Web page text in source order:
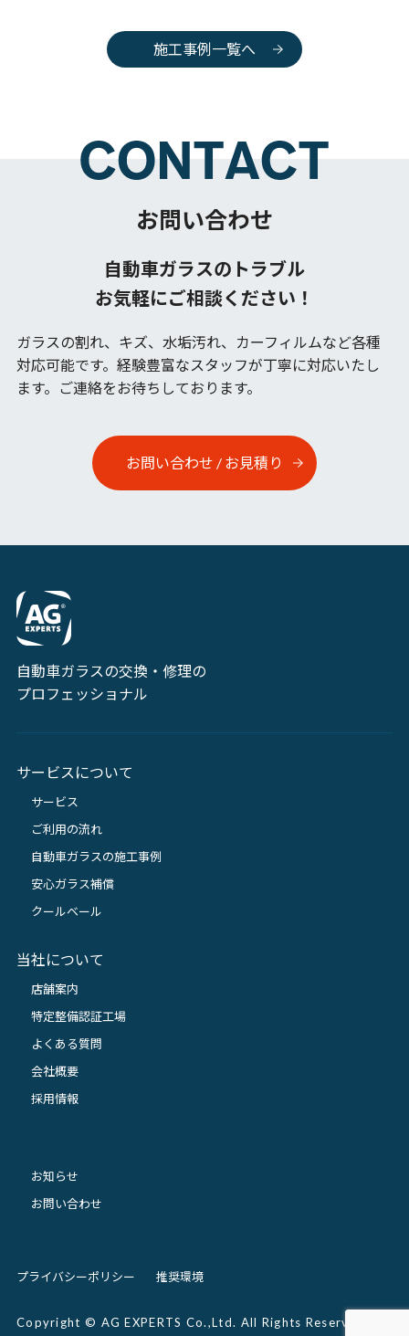
施工事例一覧へ
お問い合わせ
自動車ガラスのトラブル
お気軽にご相談ください！
ガラスの割れ、キズ、水垢汚れ、カーフィルムなど各種
対応可能です。 経験豊富なスタッフが丁寧に対応いたし
ます。ご連絡をお待ちしております。
お問い合わせ / お見積り
自動車ガラスの交換・修理の
プロフェッショナル
サービスについて
サービス
ご利用の流れ
自動車ガラスの施工事例
安心ガラス補償
クールベール
当社について
店舗案内
特定整備認証工場
よくある質問
会社概要
採用情報
お知らせ
お問い合わせ
プライバシーポリシー 推奨環境
Copyright © AG EXPERTS Co.,Ltd. All Rights Reserved.